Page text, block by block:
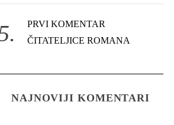
PRVI KOMENTAR
ČITATELJICE ROMANA
NAJNOVIJI KOMENTARI